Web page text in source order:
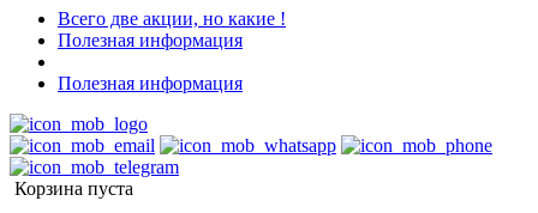
Всего две акции, но какие !
Полезная информация
Полезная информация
Корзина пуста